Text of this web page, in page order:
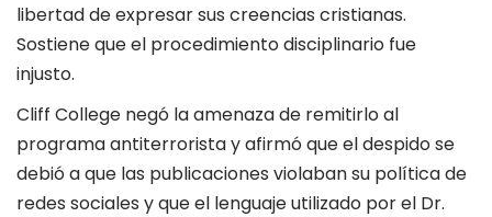
libertad de expresar sus creencias cristianas.
Sostiene que el procedimiento disciplinario fue
injusto.
Cliff College negó la amenaza de remitirlo al
programa antiterrorista y afirmó que el despido se
debió a que las publicaciones violaban su política de
redes sociales y que el lenguaje utilizado por el Dr.